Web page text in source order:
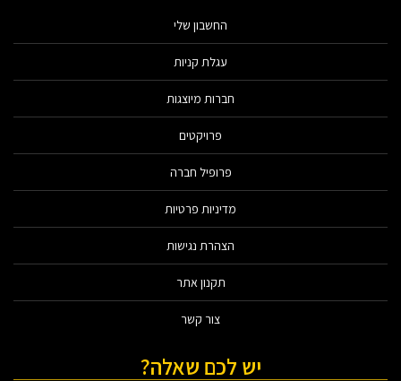
החשבון שלי
עגלת קניות
חברות מיוצגות
פרויקטים
פרופיל חברה
מדיניות פרטיות
הצהרת נגישות
תקנון אתר
צור קשר
יש לכם שאלה?